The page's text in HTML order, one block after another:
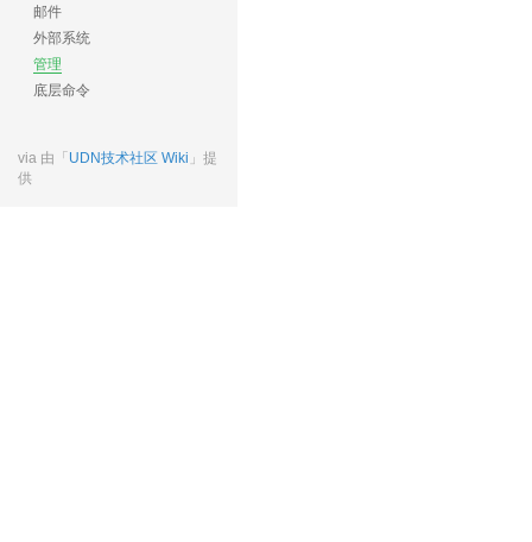
邮件
外部系统
管理
底层命令
via 由「 UDN技术社区 Wiki 」提
供